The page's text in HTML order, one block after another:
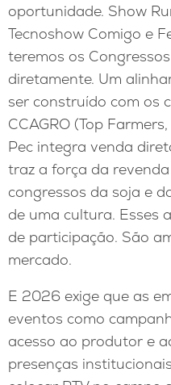
oportunidade. Show
Tecnoshow Comigo e
teremos os
diretamente. Um
ser construído com os
CCAGRO (Top
Pec integra venda
traz a força da
congressos da soja e
de uma cultura. Esses
de participação. São
mercado.
E 2026 exige que as
eventos como
acesso ao produtor e
presenças